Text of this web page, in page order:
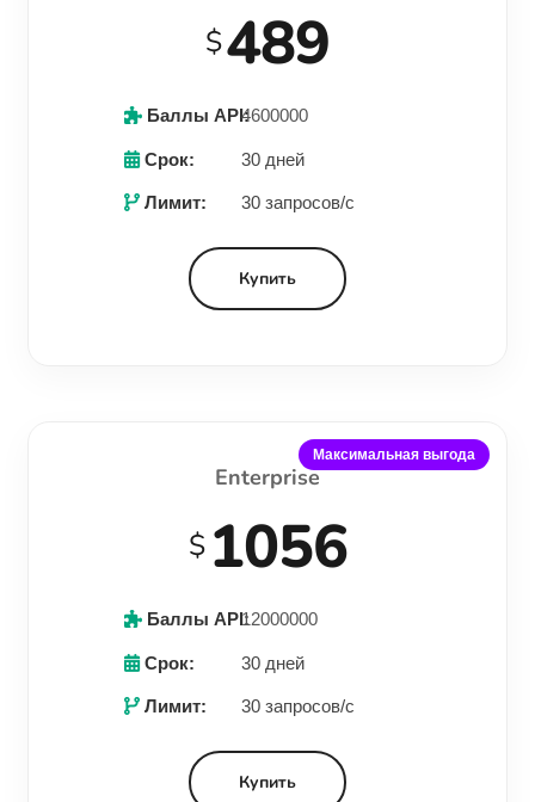
$489
Баллы API:4600000
Срок: 30 дней
Лимит: 30 запросов/с
Купить
Максимальная выгода
Enterprise
$ 1056
Баллы API:12000000
Срок: 30 дней
Лимит: 30 запросов/с
Купить